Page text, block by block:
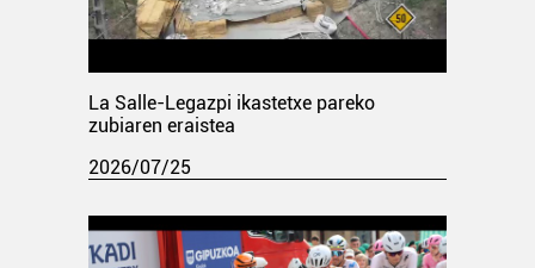
La Salle-Legazpi ikastetxe pareko
zubiaren eraistea
2026/07/25